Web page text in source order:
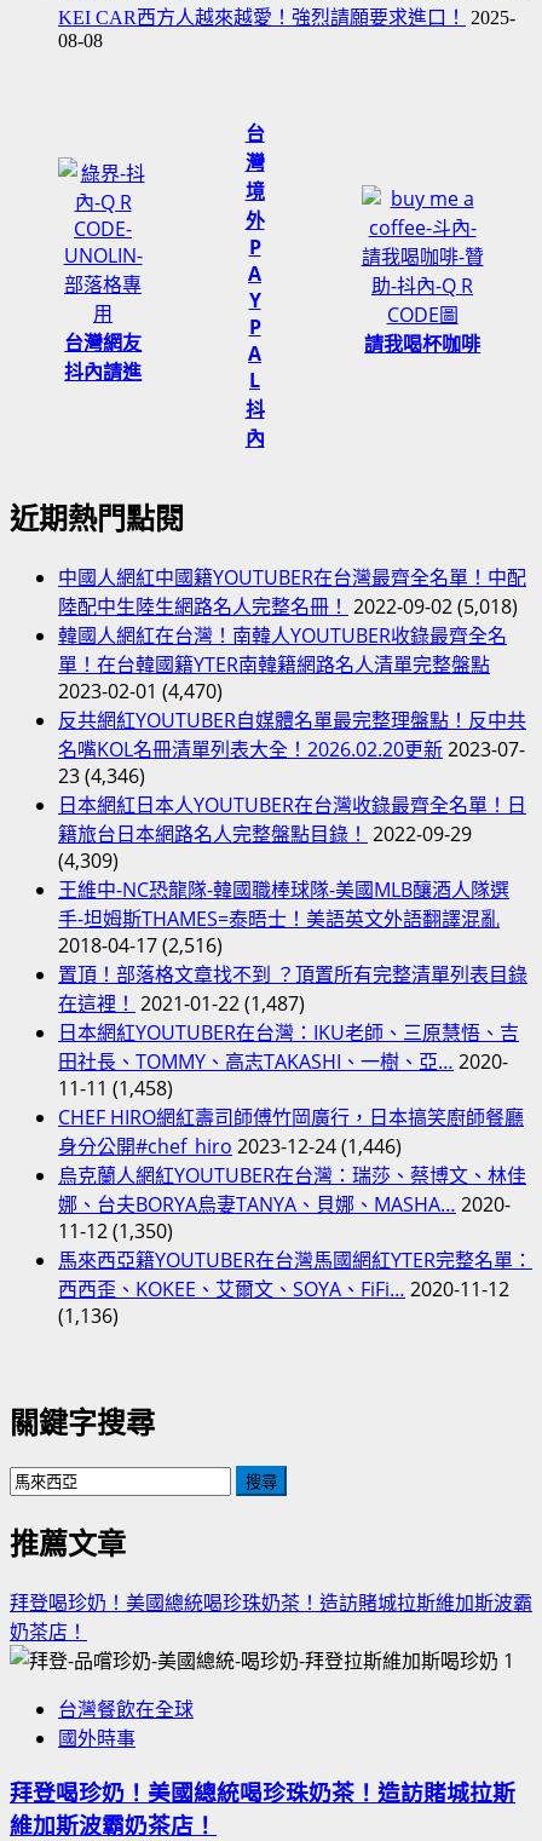
統
唱
利
歌
曲
KEI CAR西方人越來越愛！強烈請願要求進口！
2025-
08-08
台灣網友
抖內請進
台
灣
境
外
P
A
Y
P
A
L
抖
內
請我喝杯咖啡
近期熱門點閱
中國人網紅中國籍YOUTUBER在台灣最齊全名單！中配
陸配中生陸生網路名人完整名冊！ 2022-09-02(5,018)
韓國人網紅在台灣！南韓人YOUTUBER收錄最齊全名
單！在台韓國籍YTER南韓籍網路名人清單完整盤點
2023-02-01 (4,470)
反共網紅YOUTUBER自媒體名單最完整理盤點！反中共
名嘴KOL名冊清單列表大全！2026.02.20更新2023-07-
23(4,346)
日本網紅日本人YOUTUBER在台灣收錄最齊全名單！日
籍旅台日本網路名人完整盤點目錄！ 2022-09-29
(4,309)
王維中-NC恐龍隊-韓國職棒球隊-美國MLB釀酒人隊選
手-坦姆斯THAMES=泰晤士！美語英文外語翻譯混亂
2018-04-17(2,516)
置頂！部落格文章找不到 ？頂置所有完整清單列表目錄
在這裡！ 2021-01-22(1,487)
日本網紅YOUTUBER在台灣：IKU老師、三原慧悟、吉
田社長、TOMMY、高志TAKASHI、一樹、亞… 2020-
11-11 (1,458)
CHEF HIRO網紅壽司師傅竹岡廣行，日本搞笑廚師餐廳
身分公開#chef_hiro 2023-12-24(1,446)
烏克蘭人網紅YOUTUBER在台灣：瑞莎、蔡博文、林佳
娜、台夫BORYA烏妻TANYA、貝娜、MASHA… 2020-
11-12(1,350)
馬來西亞籍YOUTUBER在台灣馬國網紅YTER完整名單：
西西歪、KOKEE、艾爾文、SOYA、FiFi… 2020-11-12
(1,136)
關鍵字搜尋
搜
關
字:
推薦文章
拜登喝珍奶！美國總統喝珍珠奶茶！造訪賭城拉斯維加斯波霸
奶茶店！
1
台灣餐飲在全球
國外時事
拜登喝珍奶！美國總統喝珍珠奶茶！造訪賭城拉斯
維加斯波霸奶茶店！